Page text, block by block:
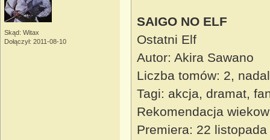
Skąd: Witax
Dołączył: 2011-08-10
SAIGO NO ELF
Ostatni Elf
Autor: Akira Sawano
Liczba tomów: 2,
Tagi: akcja, dramat,
Rekomendacja
Premiera: 22